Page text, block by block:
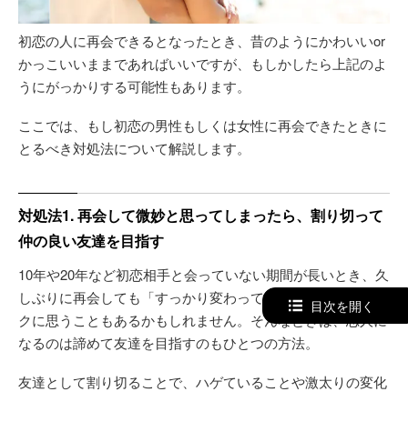
初恋の人に再会できるとなったとき、昔のようにかわいいor
かっこいいままであればいいですが、もしかしたら上記のよ
うにがっかりする可能性もあります。
ここでは、もし初恋の男性もしくは女性に再会できたときに
とるべき対処法について解説します。
対処法1. 再会して微妙と思ってしまったら、割り切って
仲の良い友達を目指す
10年や20年など初恋相手と会っていない期間が長いとき、久
しぶりに再会しても「すっかり変わってしまった」とショッ
クに思うこともあるかもしれません。そんなときは、恋人に
なるのは諦めて友達を目指すのもひとつの方法。
友達として割り切ることで、ハゲていることや激太りの変化
目次を開く